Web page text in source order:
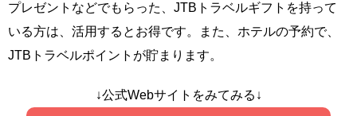
プレゼントなどでもらった、JTBトラベルギフトを持って
いる方は、活用するとお得です。また、ホテルの予約で、
JTBトラベルポイントが貯まります。
↓公式Webサイトをみてみる↓